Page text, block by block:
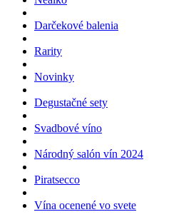
Darčekové balenia
Rarity
Novinky
Degustačné sety
Svadbové víno
Národný salón vín 2024
Piratsecco
Vína ocenené vo svete